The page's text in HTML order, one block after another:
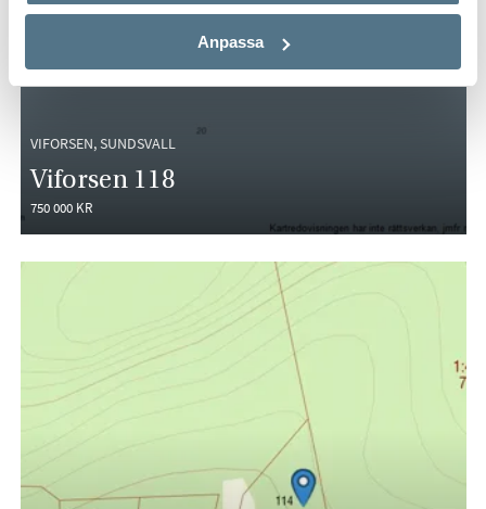
Anpassa
VIFORSEN, SUNDSVALL
Viforsen 118
750 000 KR